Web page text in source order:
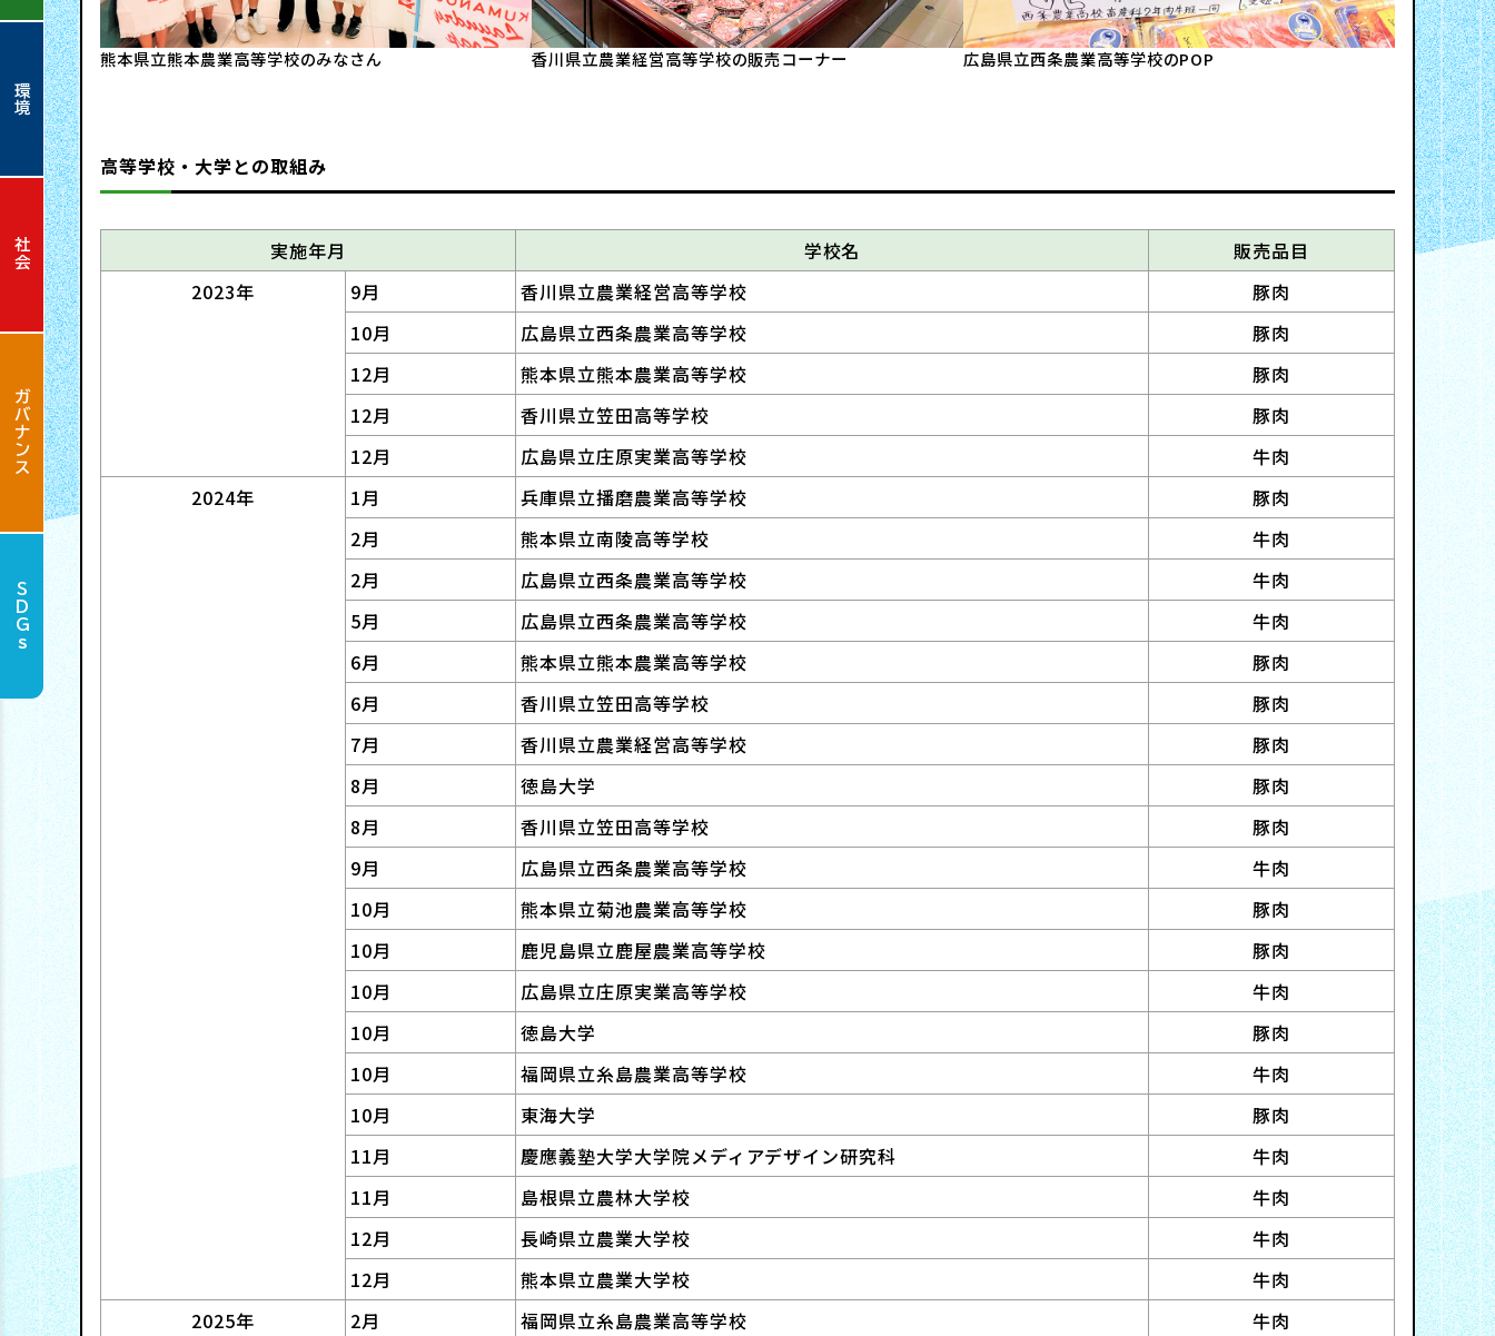
会
社
経
営
理
念
・
社
紹
介
報
経
営
方
針
・
戦
略
リ
ス
テ
ナ
ビ
リ
テ
ィ
ト
ッ
プ
メ
ン
ス
リ
リ
情
新
卒
お
問
い
合
わ
環境
社会
ガバナンス
SDGs
熊本県立熊本農業高等学校のみなさん 香川県立農業経営高等学校の販売コーナー 広島県立西条農業高等学校のPOP
高等学校・大学との取組み
実施年月 学校名
販売品目
2023年
9月 香川県立農業経営高等学校
豚肉
10月
広島県立西条農業高等学校
豚肉
12月
熊本県立熊本農業高等学校
豚肉
12月
香川県立笠田高等学校
豚肉
12月
広島県立庄原実業高等学校
牛肉
2024年
1月 兵庫県立播磨農業高等学校
豚肉
2月
熊本県立南陵高等学校
牛肉
2月
広島県立西条農業高等学校
牛肉
5月
広島県立西条農業高等学校
牛肉
6月
熊本県立熊本農業高等学校
豚肉
6月
香川県立笠田高等学校
豚肉
7月
香川県立農業経営高等学校
豚肉
8月
徳島大学
豚肉
8月
香川県立笠田高等学校
豚肉
9月
広島県立西条農業高等学校
牛肉
10月
熊本県立菊池農業高等学校
豚肉
10月
鹿児島県立鹿屋農業高等学校
豚肉
10月
広島県立庄原実業高等学校
牛肉
10月
徳島大学
豚肉
10月
福岡県立糸島農業高等学校
牛肉
10月
東海大学
豚肉
11月
慶應義塾大学大学院メディアデザイン研究科
牛肉
11月
島根県立農林大学校
牛肉
12月
長崎県立農業大学校
牛肉
12月
熊本県立農業大学校
牛肉
2025年
2月 福岡県立糸島農業高等学校
牛肉